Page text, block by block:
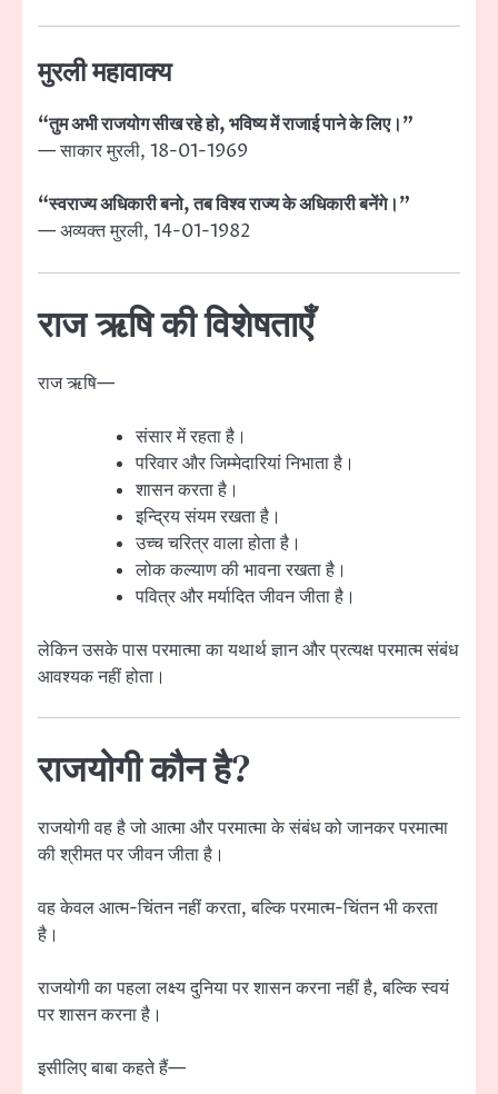
मुरली महावाक्य
“तुम अभी राजयोग सीख रहे हो, भविष्य में राजाई पाने के लिए।”
— साकार मुरली, 18-01-1969
“स्वराज्य अधिकारी बनो, तब विश्व राज्य के अधिकारी बनेंगे।”
— अव्यक्त मुरली, 14-01-1982
राज ऋषि की विशेषताएँ
राज ऋषि—
संसार में रहता है।
परिवार और जिम्मेदारियां निभाता है।
शासन करता है।
इन्द्रिय संयम रखता है।
उच्च चरित्र वाला होता है।
लोक कल्याण की भावना रखता है।
पवित्र और मर्यादित जीवन जीता है।
लेकिन उसके पास परमात्मा का यथार्थ ज्ञान और प्रत्यक्ष परमात्म संबंध
आवश्यक नहीं होता।
राजयोगी कौन है?
राजयोगी वह है जो आत्मा और परमात्मा के संबंध को जानकर परमात्मा
की श्रीमत पर जीवन जीता है।
वह केवल आत्म-चिंतन नहीं करता, बल्कि परमात्म-चिंतन भी करता
है।
राजयोगी का पहला लक्ष्य दुनिया पर शासन करना नहीं है, बल्कि स्वयं
पर शासन करना है।
इसीलिए बाबा कहते हैं—